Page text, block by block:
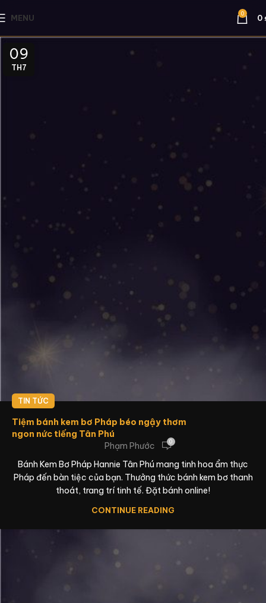
MENU 0 0
09
TH7
TIN TỨC
Tiệm bánh kem bơ Pháp béo ngậy thơm
ngon nức tiếng Tân Phú
Phạm Phước
0
Bánh Kem Bơ Pháp Hannie Tân Phú mang tinh hoa ẩm thực
Pháp đến bàn tiệc của bạn. Thưởng thức bánh kem bơ thanh
thoát, trang trí tinh tế. Đặt bánh online!
CONTINUE READING